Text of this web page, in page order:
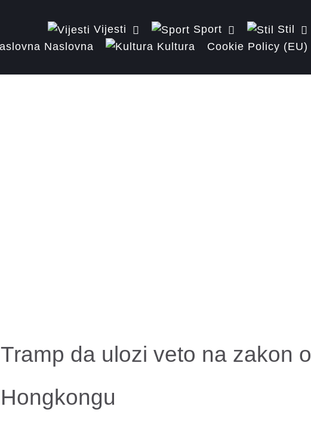
Vijesti Sport
Stil
Naslovna
Kultura Cookie Policy (EU)
Tramp da ulozi veto na zakon o
Hongkongu